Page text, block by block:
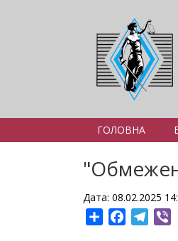
ГОЛОВНА
Дата: 08.02.2025
ShareFacebook